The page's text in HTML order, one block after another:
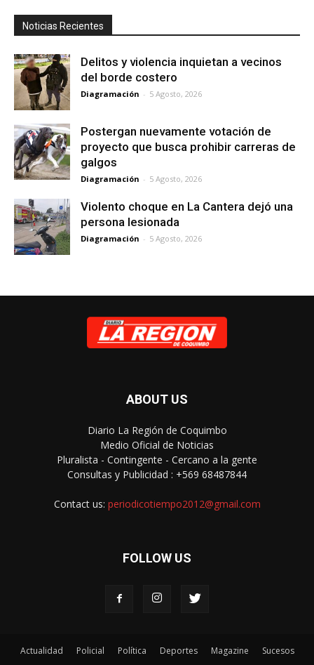
Noticias Recientes
Delitos y violencia inquietan a vecinos
del borde costero
Diagramación - 5 Agosto, 2026
Postergan nuevamente votación de
proyecto que busca prohibir carreras de
galgos
Diagramación - 5 Agosto, 2026
Violento choque en La Cantera dejó una
persona lesionada
Diagramación - 5 Agosto, 2026
ABOUT US
Diario La Región de Coquimbo
Medio Oficial de Noticias
Pluralista - Contingente - Cercano a la gente
Consultas y Publicidad : +569 68487844
Contact us: periodicotiempo2012@gmail.com
FOLLOW US
Actualidad Policial Política Deportes Magazine Sucesos